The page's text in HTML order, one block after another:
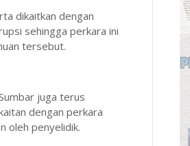
dikaitkan dengan
sehingga perkara ini
tersebut.
juga terus
dengan perkara
oleh penyelidik.